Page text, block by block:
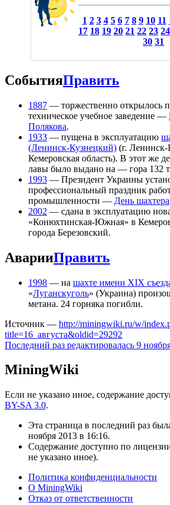
1 2 3 4 5 6 7 8 9 10 11
17 18 19 20 21 22 23 24
30 31
СобытияПравить
1887 — торжественно открылось
техническое учебное заведение —
Полякова.
1933 — пущена в эксплуатацию
(Ленинск-Кузнецкий) (г.
Кемеровская область). В этот же
лавы было выдано на — гора 132
1993 — Президент Украины
профессиональный праздник
промышленности — День шахтера
2002 — сдана в эксплуатацию
«Конюхтинская-Южная» в
города Березовский.
АварииПравить
1998 — на шахте имени XIX
«Луганскуголь» (Украина)
метана. 24 горняка погибли.
Источник — http://miningwiki.ru/w/
title=16_августа&oldid=29292
Последний раз редактировалась 9
MiningWiki
Если не указано иное, содержание
BY-SA 3.0.
Эта страница в последний раз
ноября 2013 в 16:16.
Содержание доступно по
не указано иное).
Политика конфиденциальности
О MiningWiki
Отказ от ответственности